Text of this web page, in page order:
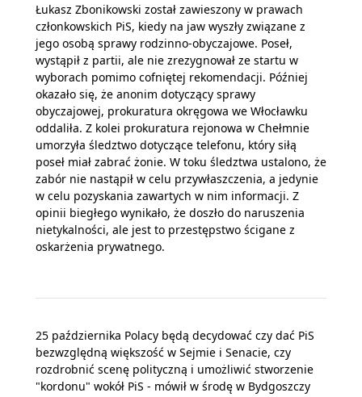
Łukasz Zbonikowski został zawieszony w prawach
członkowskich PiS, kiedy na jaw wyszły związane z
jego osobą sprawy rodzinno-obyczajowe. Poseł,
wystąpił z partii, ale nie zrezygnował ze startu w
wyborach pomimo cofniętej rekomendacji. Później
okazało się, że anonim dotyczący sprawy
obyczajowej, prokuratura okręgowa we Włocławku
oddaliła. Z kolei prokuratura rejonowa w Chełmnie
umorzyła śledztwo dotyczące telefonu, który siłą
poseł miał zabrać żonie. W toku śledztwa ustalono, że
zabór nie nastąpił w celu przywłaszczenia, a jedynie
w celu pozyskania zawartych w nim informacji. Z
opinii biegłego wynikało, że doszło do naruszenia
nietykalności, ale jest to przestępstwo ścigane z
oskarżenia prywatnego.
25 października Polacy będą decydować czy dać PiS
bezwzględną większość w Sejmie i Senacie, czy
rozdrobnić scenę polityczną i umożliwić stworzenie
"kordonu" wokół PiS - mówił w środę w Bydgoszczy